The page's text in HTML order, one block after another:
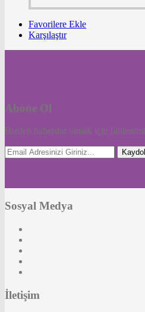
Favorilere Ekle
Karşılaştır
Abone Ol
Bizden haberdar olmak için
Sosyal Medya
İletişim